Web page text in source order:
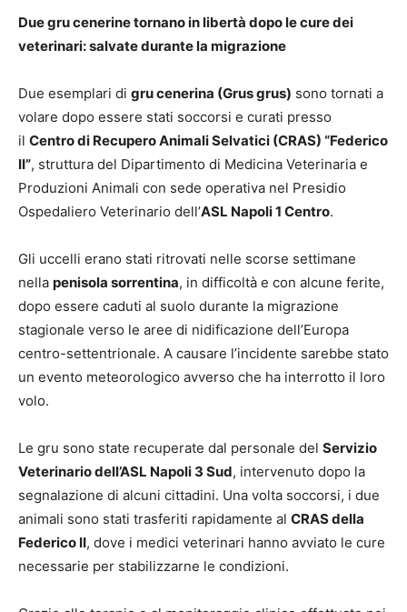
Due gru cenerine tornano in libertà dopo le cure dei
veterinari: salvate durante la migrazione
Due esemplari di gru cenerina (Grus grus) sono tornati a
volare dopo essere stati soccorsi e curati presso
il Centro di Recupero Animali Selvatici (CRAS) “Federico
II”, struttura del Dipartimento di Medicina Veterinaria e
Produzioni Animali con sede operativa nel Presidio
Ospedaliero Veterinario dell’ASL Napoli 1 Centro.
Gli uccelli erano stati ritrovati nelle scorse settimane
nella penisola sorrentina, in difficoltà e con alcune ferite,
dopo essere caduti al suolo durante la migrazione
stagionale verso le aree di nidificazione dell’Europa
centro-settentrionale. A causare l’incidente sarebbe stato
un evento meteorologico avverso che ha interrotto il loro
volo.
Le gru sono state recuperate dal personale del Servizio
Veterinario dell’ASL Napoli 3 Sud, intervenuto dopo la
segnalazione di alcuni cittadini. Una volta soccorsi, i due
animali sono stati trasferiti rapidamente al CRAS della
Federico II, dove i medici veterinari hanno avviato le cure
necessarie per stabilizzarne le condizioni.